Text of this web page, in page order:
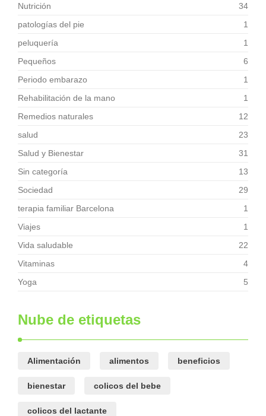
Nutrición
34
patologías del pie
1
peluquería
1
Pequeños
6
Periodo embarazo
1
Rehabilitación de la mano
1
Remedios naturales
12
salud
23
Salud y Bienestar
31
Sin categoría
13
Sociedad
29
terapia familiar Barcelona
1
Viajes
1
Vida saludable
22
Vitaminas
4
Yoga
5
Nube de etiquetas
Alimentación alimentos beneficios
bienestar colicos del bebe
colicos del lactante